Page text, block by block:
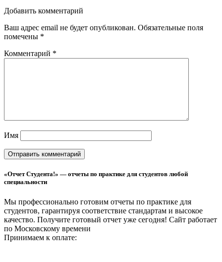
Добавить комментарий
Ваш адрес email не будет опубликован. Обязательные поля
помечены *
Комментарий *
Имя
«Отчет Студента!» — отчеты по практике для студентов любой
специальности
Мы профессионально готовим отчеты по практике для
студентов, гарантируя соответствие стандартам и высокое
качество. Получите готовый отчет уже сегодня! Сайт работает
по Московскому времени
Принимаем к оплате: